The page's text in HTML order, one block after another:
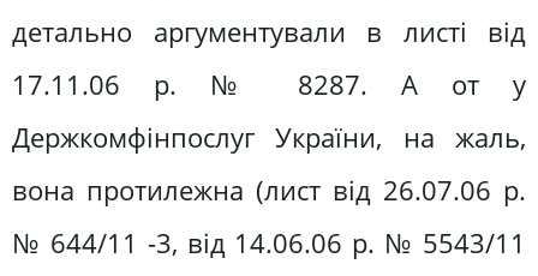
детально аргументували в листі від
17.11.06 р. № 8287. А от у
Держкомфінпослуг України, на жаль,
вона протилежна (лист від 26.07.06 р.
№ 644/11 -3, від 14.06.06 р. № 5543/11